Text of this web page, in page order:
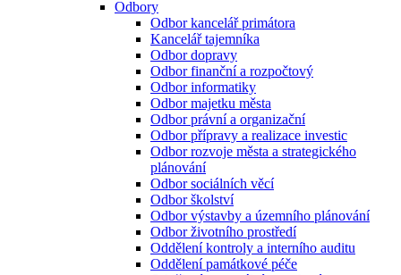
Odbory
Odbor kancelář primátora
Kancelář tajemníka
Odbor dopravy
Odbor finanční a rozpočtový
Odbor informatiky
Odbor majetku města
Odbor právní a organizační
Odbor přípravy a realizace investic
Odbor rozvoje města a strategického
plánování
Odbor sociálních věcí
Odbor školství
Odbor výstavby a územního plánování
Odbor životního prostředí
Oddělení kontroly a interního auditu
Oddělení památkové péče